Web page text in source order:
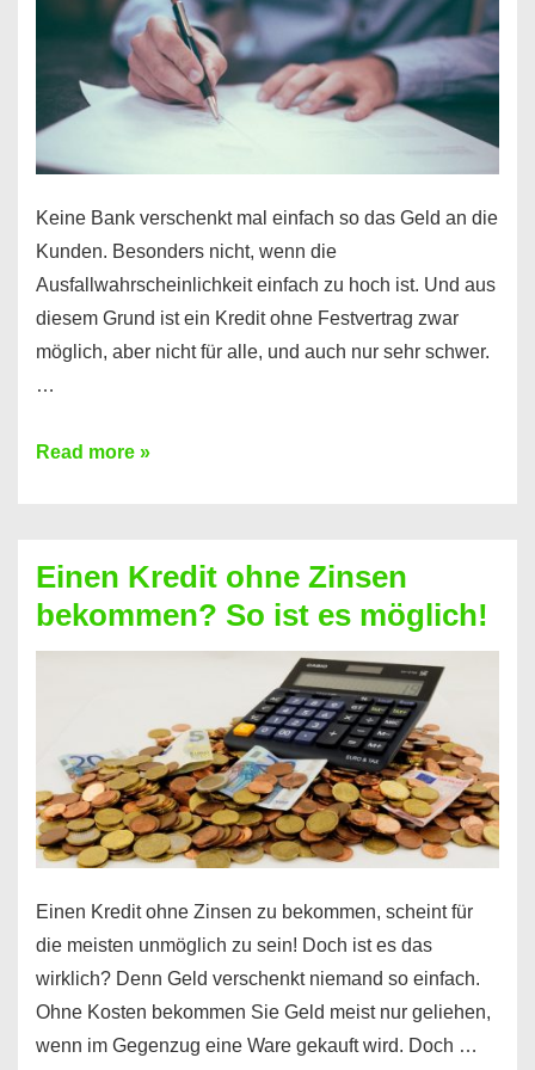
Handy
möglich!
Keine Bank verschenkt mal einfach so das Geld an die
Kunden. Besonders nicht, wenn die
Ausfallwahrscheinlichkeit einfach zu hoch ist. Und aus
diesem Grund ist ein Kredit ohne Festvertrag zwar
möglich, aber nicht für alle, und auch nur sehr schwer.
…
Ist
Festvertrag
für
jeden
erfahren
Sie
es
Read more »
Einen Kredit ohne Zinsen
bekommen? So ist es möglich!
Einen Kredit ohne Zinsen zu bekommen, scheint für
die meisten unmöglich zu sein! Doch ist es das
wirklich? Denn Geld verschenkt niemand so einfach.
Ohne Kosten bekommen Sie Geld meist nur geliehen,
wenn im Gegenzug eine Ware gekauft wird. Doch …